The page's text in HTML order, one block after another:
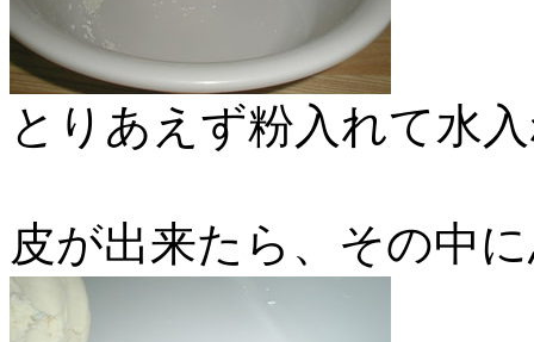
とりあえず粉入れて水
皮が出来たら、その中